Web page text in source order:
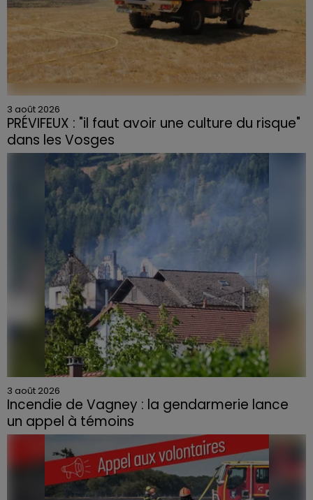
3 août 2026
PRÉVIFEUX : "il faut avoir une culture du risque"
dans les Vosges
3 août 2026
Incendie de Vagney : la gendarmerie lance
un appel à témoins
Le feu, parti d'une haie avant de se propager au
quartier résidentiel, avait détruit deux habitations et
contraint à l'évacuation d'une centaine de personnes.